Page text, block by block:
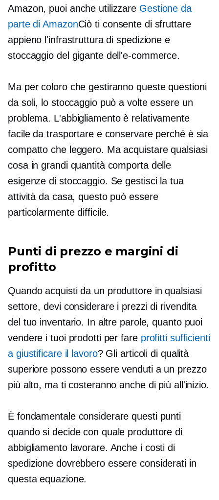
Amazon, puoi anche utilizzare Gestione da
parte di AmazonCiò ti consente di sfruttare
appieno l'infrastruttura di spedizione e
stoccaggio del gigante dell'e-commerce.
Ma per coloro che gestiranno queste questioni
da soli, lo stoccaggio può a volte essere un
problema. L'abbigliamento è relativamente
facile da trasportare e conservare perché è sia
compatto che leggero. Ma acquistare qualsiasi
cosa in grandi quantità comporta delle
esigenze di stoccaggio. Se gestisci la tua
attività da casa, questo può essere
particolarmente difficile.
Punti di prezzo e margini di
profitto
Quando acquisti da un produttore in qualsiasi
settore, devi considerare i prezzi di rivendita
del tuo inventario. In altre parole, quanto puoi
vendere i tuoi prodotti per fare profitti sufficienti
a giustificare il lavoro? Gli articoli di qualità
superiore possono essere venduti a un prezzo
più alto, ma ti costeranno anche di più all'inizio.
È fondamentale considerare questi punti
quando si decide con quale produttore di
abbigliamento lavorare. Anche i costi di
spedizione dovrebbero essere considerati in
questa equazione.